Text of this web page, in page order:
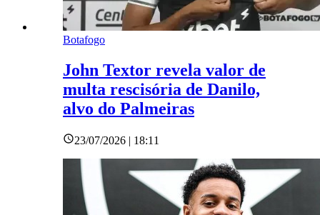
Botafogo
John Textor revela valor de
multa rescisória de Danilo,
alvo do Palmeiras
23/07/2026 | 18:11